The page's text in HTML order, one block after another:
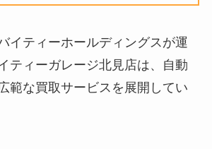
イティーホールディングスが運
ティーガレージ北見店は、自動
範な買取サービスを展開してい